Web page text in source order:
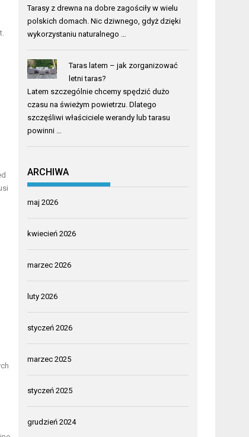
Tarasy z drewna na dobre zagościły w wielu
polskich domach. Nic dziwnego, gdyż dzięki
wykorzystaniu naturalnego …
Taras latem – jak zorganizować
letni taras?
Latem szczególnie chcemy spędzić dużo
czasu na świeżym powietrzu. Dlatego
szczęśliwi właściciele werandy lub tarasu
powinni …
ARCHIWA
maj 2026
kwiecień 2026
marzec 2026
luty 2026
styczeń 2026
marzec 2025
styczeń 2025
grudzień 2024